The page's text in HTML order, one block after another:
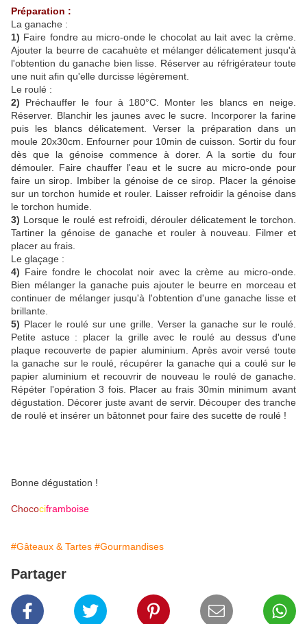
Préparation :
La ganache :
1) Faire fondre au micro-onde le chocolat au lait avec la crème.
Ajouter la beurre de cacahuète et mélanger délicatement jusqu'à
l'obtention du ganache bien lisse. Réserver au réfrigérateur toute
une nuit afin qu'elle durcisse légèrement.
Le roulé :
2) Préchauffer le four à 180°C. Monter les blancs en neige.
Réserver. Blanchir les jaunes avec le sucre. Incorporer la farine
puis les blancs délicatement. Verser la préparation dans un
moule 20x30cm. Enfourner pour 10min de cuisson. Sortir du four
dès que la génoise commence à dorer. A la sortie du four
démouler. Faire chauffer l'eau et le sucre au micro-onde pour
faire un sirop. Imbiber la génoise de ce sirop. Placer la génoise
sur un torchon humide et rouler. Laisser refroidir la génoise dans
le torchon humide.
3) Lorsque le roulé est refroidi, dérouler délicatement le torchon.
Tartiner la génoise de ganache et rouler à nouveau. Filmer et
placer au frais.
Le glaçage :
4) Faire fondre le chocolat noir avec la crème au micro-onde.
Bien mélanger la ganache puis ajouter le beurre en morceau et
continuer de mélanger jusqu'à l'obtention d'une ganache lisse et
brillante.
5) Placer le roulé sur une grille. Verser la ganache sur le roulé.
Petite astuce : placer la grille avec le roulé au dessus d'une
plaque recouverte de papier aluminium. Après avoir versé toute
la ganache sur le roulé, récupérer la ganache qui a coulé sur le
papier aluminium et recouvrir de nouveau le roulé de ganache.
Répéter l'opération 3 fois. Placer au frais 30min minimum avant
dégustation. Décorer juste avant de servir. Découper des tranche
de roulé et insérer un bâtonnet pour faire des sucette de roulé !
Bonne dégustation !
Chocociframboise
#Gâteaux & Tartes #Gourmandises
Partager